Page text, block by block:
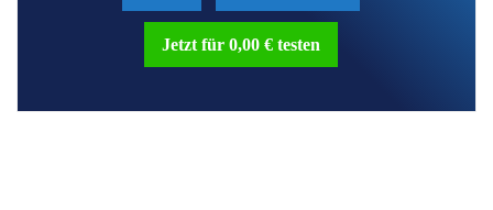
Jetzt für 0,00 € testen